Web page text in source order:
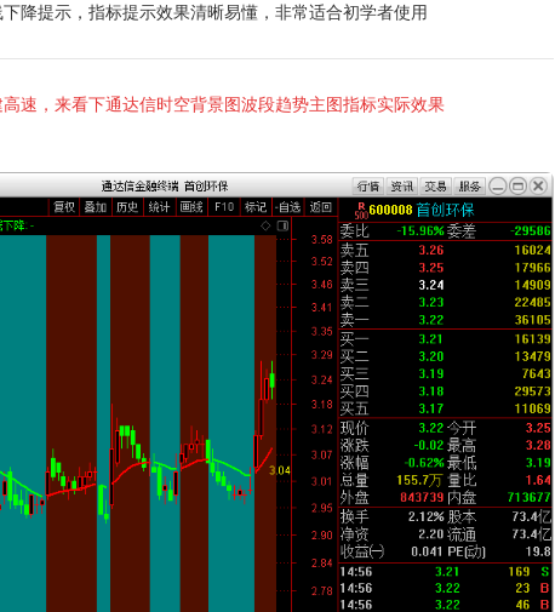
降提示，指标提示效果清晰易懂，非常适合初学者使用
速，来看下通达信时空背景图波段趋势主图指标实际效果